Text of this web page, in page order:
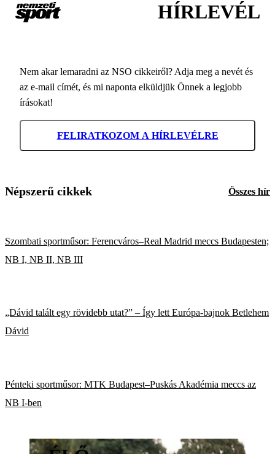
HÍRLEVÉL
Nem akar lemaradni az NSO cikkeiről? Adja meg a nevét és
az e-mail címét, és mi naponta elküldjük Önnek a legjobb
írásokat!
FELIRATKOZOM A HÍRLEVÉLRE
Népszerű cikkek Összes hír
Szombati sportműsor: Ferencváros–Real Madrid meccs Budapesten;
NB I, NB II, NB III
„Dávid talált egy rövidebb utat?” – Így lett Európa-bajnok Betlehem
Dávid
Pénteki sportműsor: MTK Budapest–Puskás Akadémia meccs az
NB I-ben